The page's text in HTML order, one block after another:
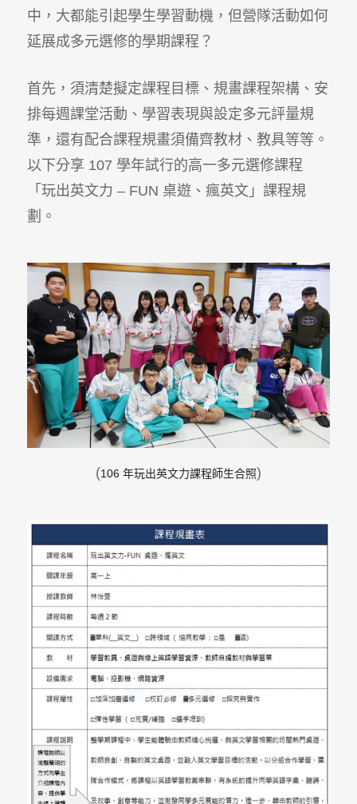
中，大都能引起學生學習動機，但營隊活動如何
延展成多元選修的學期課程？
首先，須清楚擬定課程目標、規畫課程架構、安
排每週課堂活動、學習表現與設定多元評量規
準，還有配合課程規畫須備齊教材、教具等等。
以下分享 107 學年試行的高一多元選修課程
「玩出英文力 – FUN 桌遊、瘋英文」課程規
劃。
(106 年玩出英文力課程師生合照)